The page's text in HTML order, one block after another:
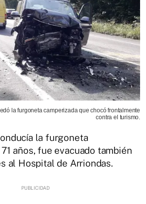
la furgoneta camperizada que chocó frontalmente
contra el turismo.
la furgoneta
años, fue evacuado también
al Hospital de Arriondas.